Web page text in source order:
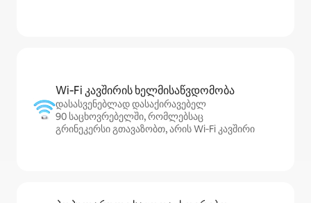
Wi‑Fi კავშირის ხელმისაწვდომობა
დასასვენებლად დასაქირავებელ
90 საცხოვრებელში, რომლებსაც
გრინეკერსი გთავაზობთ, არის Wi‑Fi კავშირი